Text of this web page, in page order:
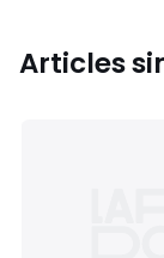
Articles